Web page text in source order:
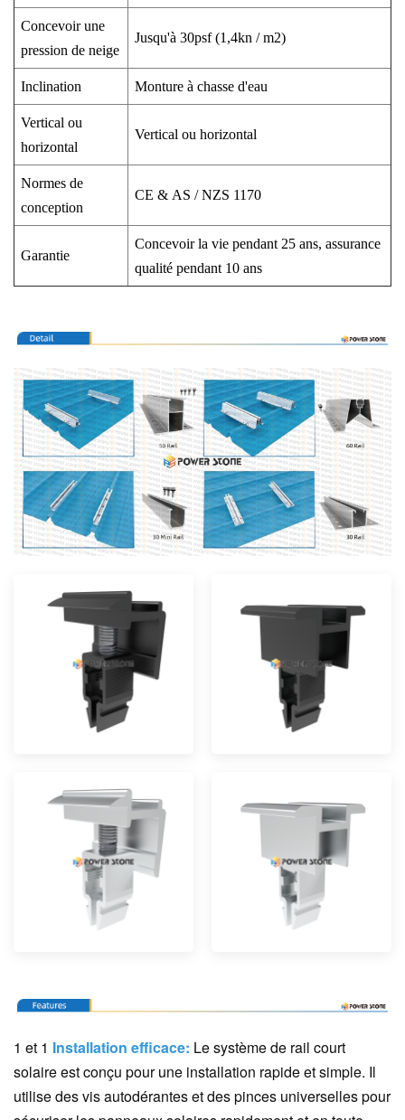
Concevoir une
pression de neige
Jusqu'à 30psf (1,4kn / m2)
Inclination Monture à chasse d'eau
Vertical ou
horizontal
Vertical ou horizontal
Normes de
conception
CE & AS / NZS 1170
Garantie
Concevoir la vie pendant 25 ans, assurance
qualité pendant 10 ans
1 et 1 Installation efficace: Le système de rail court
solaire est conçu pour une installation rapide et simple. Il
utilise des vis autodérantes et des pinces universelles pour